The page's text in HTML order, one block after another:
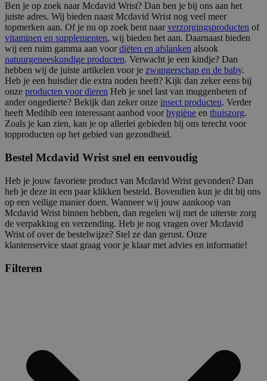
Ben je op zoek naar Mcdavid Wrist? Dan ben je bij ons aan het
juiste adres. Wij bieden naast Mcdavid Wrist nog veel meer
topmerken aan. Of je nu op zoek bent naarverzorgingsproducten of
vitaminen en supplementen, wij bieden het aan. Daarnaast bieden
wij een ruim gamma aan voordiëten en afslanken alsook
natuurgeneeskundige producten. Verwacht je een kindje? Dan
hebben wij de juiste artikelen voor je zwangerschap en de baby.
Heb je een huisdier die extra noden heeft? Kijk dan zeker eens bij
onze producten voor dieren Heb je snel last van muggenbeten of
ander ongedierte? Bekijk dan zeker onze insect producten. Verder
heeft Medibib een interessant aanbod voorhygiëne en thuiszorg.
Zoals je kan zien, kan je op allerlei gebieden bij ons terecht voor
topproducten op het gebied van gezondheid.
Bestel Mcdavid Wrist snel en eenvoudig
Heb je jouw favoriete product van Mcdavid Wrist gevonden? Dan
heb je deze in een paar klikken besteld. Bovendien kun je dit bij ons
op een veilige manier doen. Wanneer wij jouw aankoop van
Mcdavid Wrist binnen hebben, dan regelen wij met de uiterste zorg
de verpakking en verzending. Heb je nog vragen over Mcdavid
Wrist of over de bestelwijze? Stel ze dan gerust. Onze
klantenservice staat graag voor je klaar met advies en informatie!
Filteren